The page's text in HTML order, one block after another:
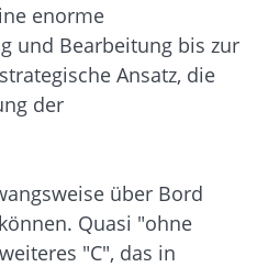
enorme
und Bearbeitung bis zur
Ansatz, die
der
über Bord
Quasi "ohne
"C", das in